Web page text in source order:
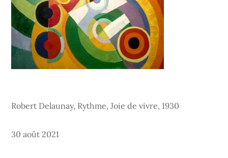
Robert Delaunay, Rythme, Joie de vivre, 1930
Posted
30 août 2021